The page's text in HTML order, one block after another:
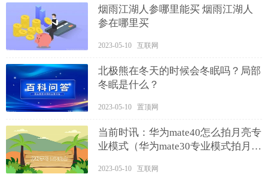
烟雨江湖人参哪里能买 烟雨江湖人
参在哪里买
2023-05-10 互联网
北极熊在冬天的时候会冬眠吗？局部
冬眠是什么？
2023-05-10 置顶网
当前时讯：华为mate40怎么拍月亮专
业模式（华为mate30专业模式拍月
2023-05-10 互联网